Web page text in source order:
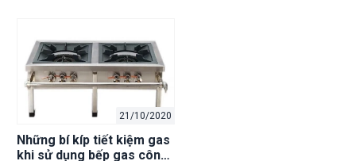
21/10/2020
Những bí kíp tiết kiệm gas
khi sử dụng bếp gas công